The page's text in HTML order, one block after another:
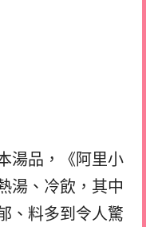
湯品，《阿里小
湯、冷飲，其中
、料多到令人驚